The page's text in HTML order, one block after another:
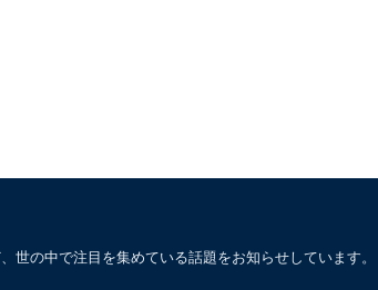
の中で注目を集めている話題をお知らせしています。